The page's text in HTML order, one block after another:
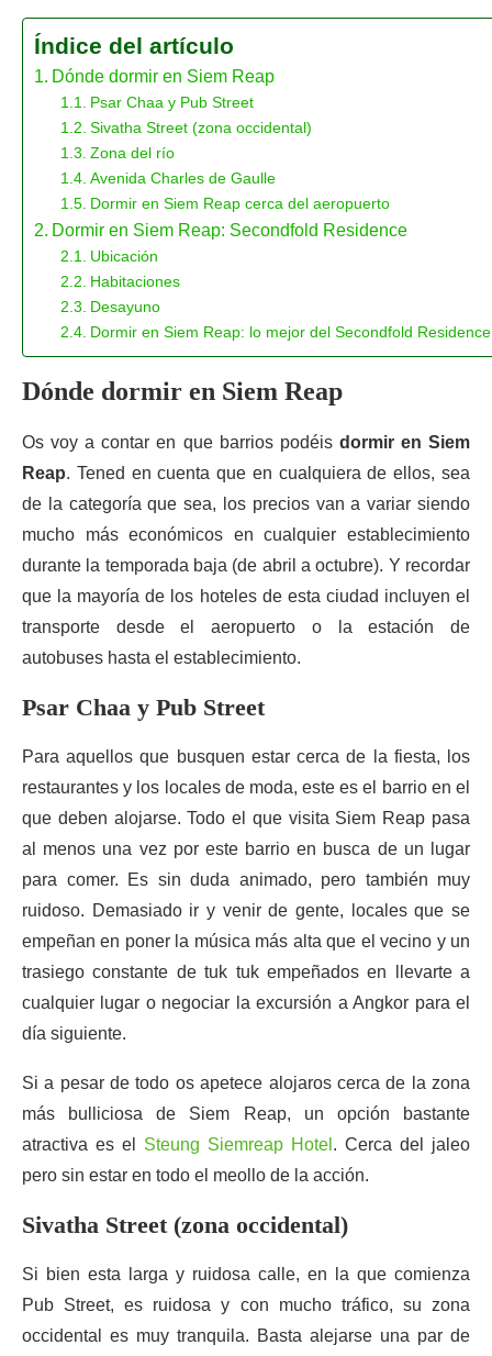
Índice del artículo
Dónde dormir en Siem Reap
Psar Chaa y Pub Street
Sivatha Street (zona occidental)
Zona del río
Avenida Charles de Gaulle
Dormir en Siem Reap cerca del aeropuerto
Dormir en Siem Reap: Secondfold Residence
Ubicación
Habitaciones
Desayuno
Dormir en Siem Reap: lo mejor del Secondfold Residence
Dónde dormir en Siem Reap
Os voy a contar en que barrios podéis dormir en Siem
Reap. Tened en cuenta que en cualquiera de ellos, sea
de la categoría que sea, los precios van a variar siendo
mucho más económicos en cualquier establecimiento
durante la temporada baja (de abril a octubre). Y recordar
que la mayoría de los hoteles de esta ciudad incluyen el
transporte desde el aeropuerto o la estación de
autobuses hasta el establecimiento.
Psar Chaa y Pub Street
Para aquellos que busquen estar cerca de la fiesta, los
restaurantes y los locales de moda, este es el barrio en el
que deben alojarse. Todo el que visita Siem Reap pasa
al menos una vez por este barrio en busca de un lugar
para comer. Es sin duda animado, pero también muy
ruidoso. Demasiado ir y venir de gente, locales que se
empeñan en poner la música más alta que el vecino y un
trasiego constante de tuk tuk empeñados en llevarte a
cualquier lugar o negociar la excursión a Angkor para el
día siguiente.
Si a pesar de todo os apetece alojaros cerca de la zona
más bulliciosa de Siem Reap, un opción bastante
atractiva es el Steung Siemreap Hotel . Cerca del jaleo
pero sin estar en todo el meollo de la acción.
Sivatha Street (zona occidental)
Si bien esta larga y ruidosa calle, en la que comienza
Pub Street, es ruidosa y con mucho tráfico, su zona
occidental es muy tranquila. Basta alejarse una par de